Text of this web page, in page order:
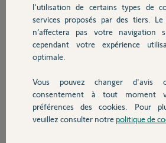
Autres produits
Devis avec un pro
Contact
Bonsoir
quelle est la référence de la télécommande ?
Anonyme il y a plus de 8 ans
désolé, mais je ne sais pas comment compléter
une coque du style télécommande ref 2400617
l'utilisation de certains types de
services proposés par des tiers.
n’affectera pas votre navigation
cependant votre expérience
optimale.
Vous pouvez changer d'avis
consentement à tout moment
préférences des cookies. Pour
veuillez consulter notre politique de